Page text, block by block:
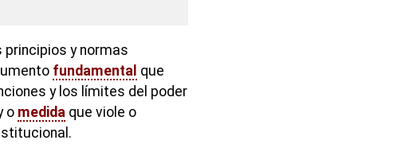
principios y normas
fundamental que
y los límites del poder
o medida que viole o